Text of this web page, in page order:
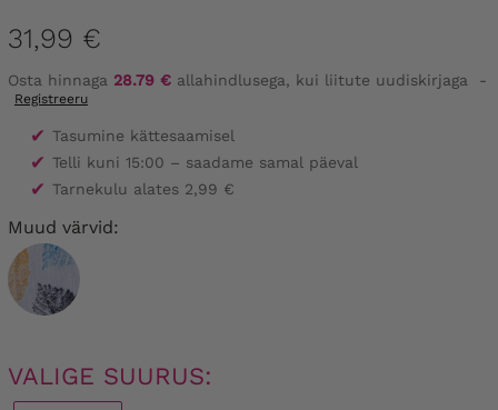
31,99 €
Osta hinnaga 28.79 € allahindlusega, kui liitute uudiskirjaga -
Registreeru
✔ Tasumine kättesaamisel
✔ Telli kuni 15:00 – saadame samal päeval
✔ Tarnekulu alates 2,99 €
Muud värvid:
VALIGE SUURUS: